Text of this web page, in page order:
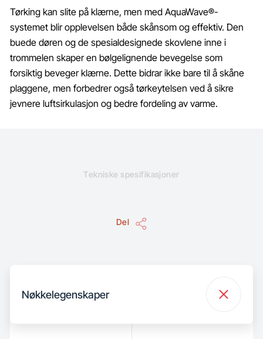
Tørking kan slite på klærne, men med AquaWave®-
systemet blir opplevelsen både skånsom og effektiv. Den
buede døren og de spesialdesignede skovlene inne i
trommelen skaper en bølgelignende bevegelse som
forsiktig beveger klærne. Dette bidrar ikke bare til å skåne
plaggene, men forbedrer også tørkeytelsen ved å sikre
jevnere luftsirkulasjon og bedre fordeling av varme.
Tekniske spesifikasjoner
Del
Nøkkelegenskaper